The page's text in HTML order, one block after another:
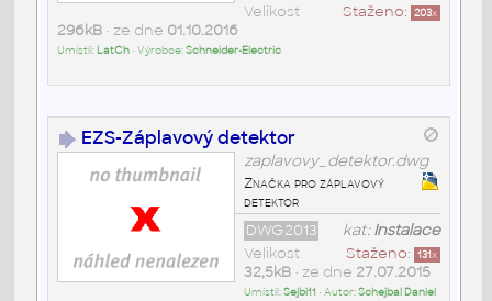
Staženo: 203x
Velikost
296kB• ze dne 01.10.2016
Umístil: LatCh• Výrobce:Schneider-Electric
EZS-Záplavový detektor
zaplavovy_detektor.dwg
Značka pro záplavový
detektor
kat:Instalace
DWG2013
Staženo: 131x
Velikost
32,5kB• ze dne 27.07.2015
Umístil:Sejbi11 • Autor:Schejbal Daniel